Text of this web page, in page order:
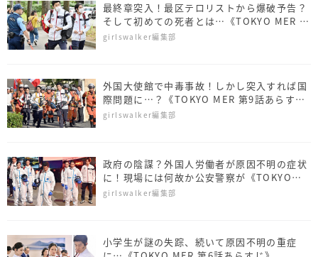
最終章突入！最区テロリストから爆破予告？
そして初めての死者とは…《TOKYO MER 第
10話あらすじ》
girlswalker編集部
外国大使館で中毒事故！しかし突入すれば国
際問題に…？《TOKYO MER 第9話あらす
じ》
girlswalker編集部
政府の陰謀？外国人労働者が原因不明の症状
に！現場には何故か公安警察が《TOKYO
MER 第7話あらすじ》
girlswalker編集部
小学生が謎の失踪、続いて原因不明の重症